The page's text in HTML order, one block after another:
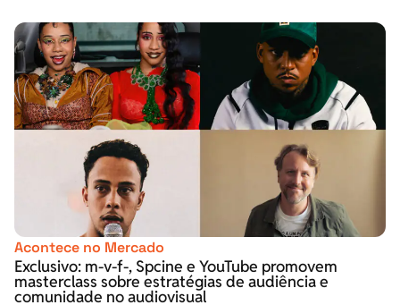
Acontece no Mercado
Exclusivo: m-v-f-, Spcine e YouTube promovem
masterclass sobre estratégias de audiência e
comunidade no audiovisual